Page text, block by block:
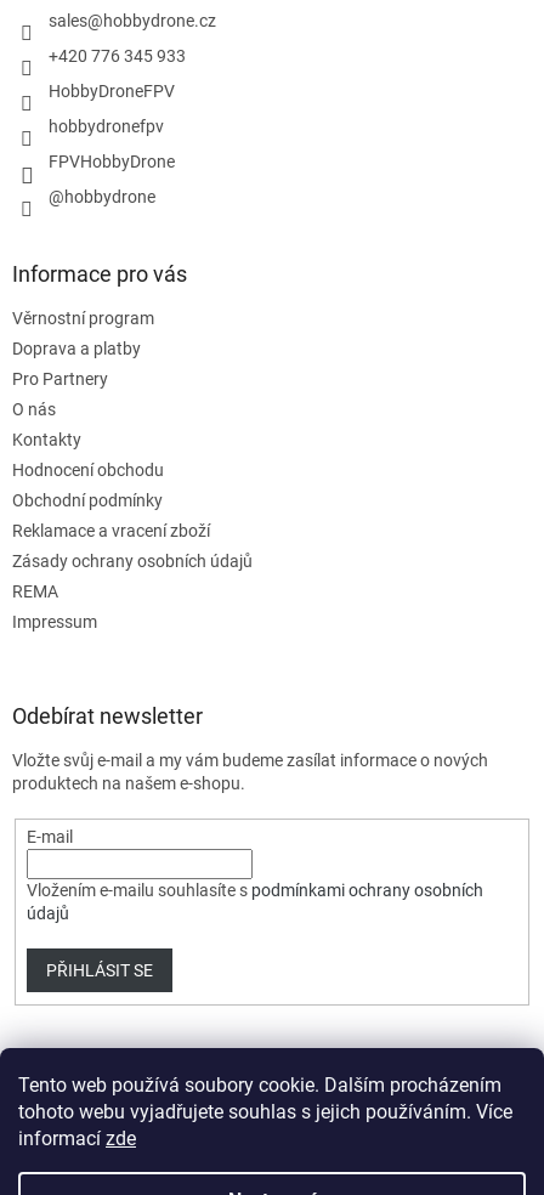
Tento web používá soubory cookie. Dalším procházením
tohoto webu vyjadřujete souhlas s jejich používáním. Více
informací zde
sales@hobbydrone.cz
+420 776 345 933
HobbyDroneFPV
hobbydronefpv
FPVHobbyDrone
@hobbydrone
Informace pro vás
Věrnostní program
Doprava a platby
Pro Partnery
O nás
Kontakty
Hodnocení obchodu
Obchodní podmínky
Reklamace a vracení zboží
Zásady ochrany osobních údajů
REMA
Impressum
Odebírat newsletter
Vložte svůj e-mail a my vám budeme zasílat informace o nových
produktech na našem e-shopu.
E-mail
Vložením e-mailu souhlasíte s podmínkami ochrany osobních
údajů
PŘIHLÁSIT SE